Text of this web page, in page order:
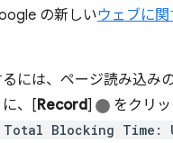
の新しいウェブに
には、ページ読み込み
、[Record]
をクリ
Total Blocking Time: